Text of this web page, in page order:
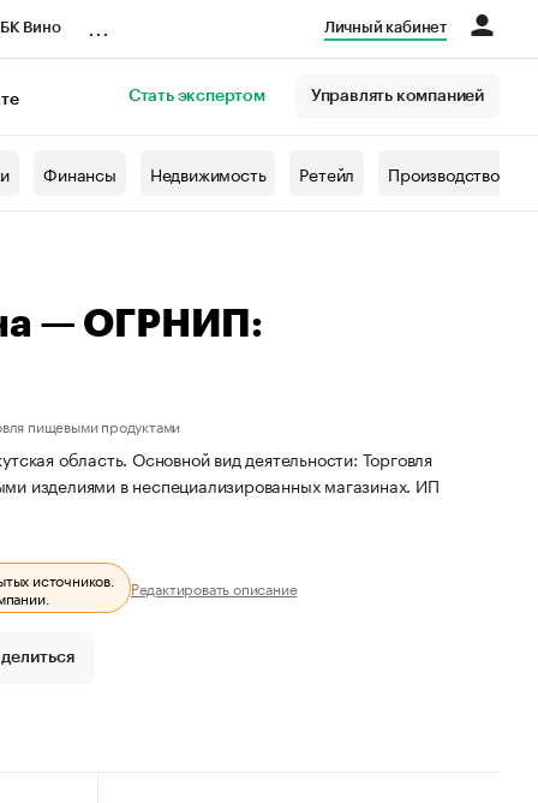
Вино Личный кабинет
Стать экспертом Управлять компанией
Финансы Недвижимость Ретейл Производство
— ОГРНИП:
пищевыми продуктами
область. Основной вид деятельности: Торговля
изделиями в неспециализированных магазинах. ИП
источников.
Редактировать описание